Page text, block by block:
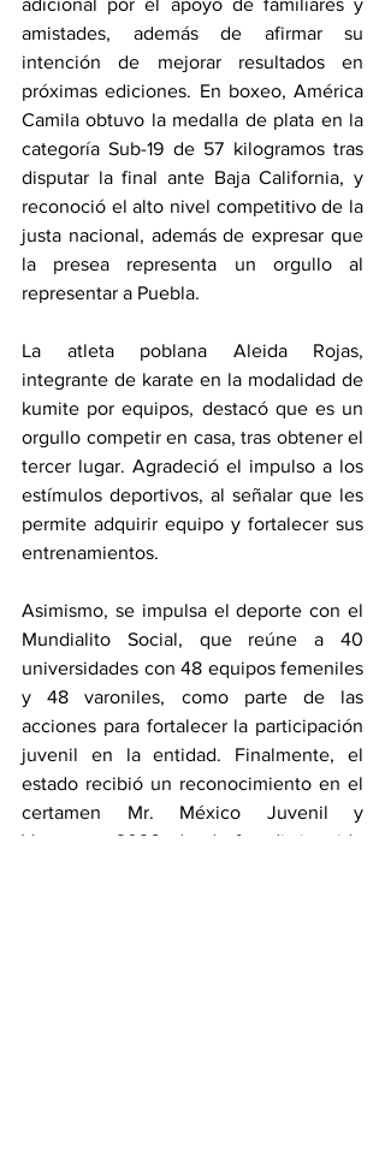
adicional por el apoyo de familiares y
amistades, además de afirmar su
intención de mejorar resultados en
próximas ediciones. En boxeo, América
Camila obtuvo la medalla de plata en la
categoría Sub-19 de 57 kilogramos tras
disputar la final ante Baja California, y
reconoció el alto nivel competitivo de la
justa nacional, además de expresar que
la presea representa un orgullo al
representar a Puebla.
La atleta poblana Aleida Rojas,
integrante de karate en la modalidad de
kumite por equipos, destacó que es un
orgullo competir en casa, tras obtener el
tercer lugar. Agradeció el impulso a los
estímulos deportivos, al señalar que les
permite adquirir equipo y fortalecer sus
entrenamientos.
Asimismo, se impulsa el deporte con el
Mundialito Social, que reúne a 40
universidades con 48 equipos femeniles
y 48 varoniles, como parte de las
acciones para fortalecer la participación
juvenil en la entidad. Finalmente, el
estado recibió un reconocimiento en el
certamen Mr. México Juvenil y
Veteranos 2026, donde fue distinguido